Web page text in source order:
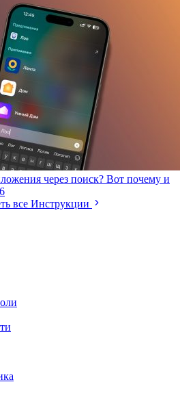
через поиск? Вот почему и
все Инструкции